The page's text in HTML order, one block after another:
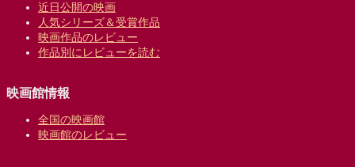
近日公開の映画
人気シリーズ＆受賞作品
映画作品のレビュー
作品別にレビューを読む
映画館情報
全国の映画館
映画館のレビュー